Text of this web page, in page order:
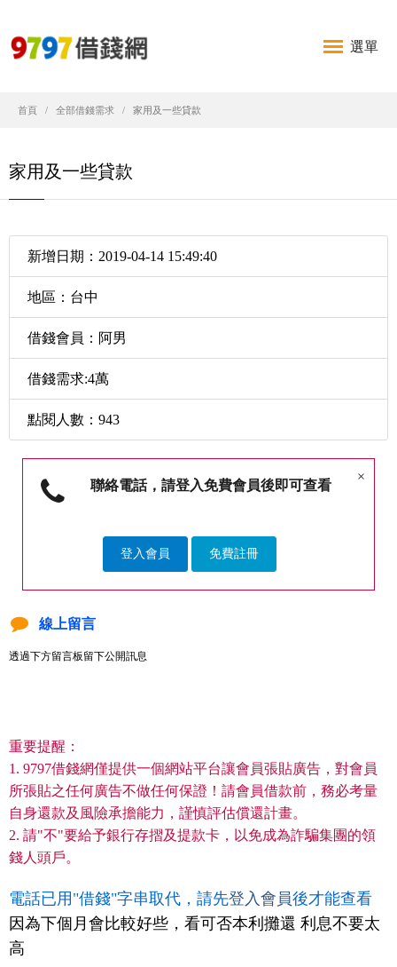
選單
首頁 全部借錢需求 家用及一些貸款
家用及一些貸款
新增日期：2019-04-14 15:49:40
地區：台中
借錢會員：阿男
借錢需求:4萬
點閱人數：943
×
聯絡電話，請登入免費會員後即可查看
登入會員 免費註冊
線上留言
透過下方留言板留下公開訊息
重要提醒：
1. 9797借錢網僅提供一個網站平台讓會員張貼廣告，對會員
所張貼之任何廣告不做任何保證！請會員借款前，務必考量
自身還款及風險承擔能力，謹慎評估償還計畫。
2. 請"不"要給予銀行存摺及提款卡，以免成為詐騙集團的領
錢人頭戶。
電話已用"借錢"字串取代，請先登入會員後才能查看
因為下個月會比較好些，看可否本利攤還 利息不要太
高